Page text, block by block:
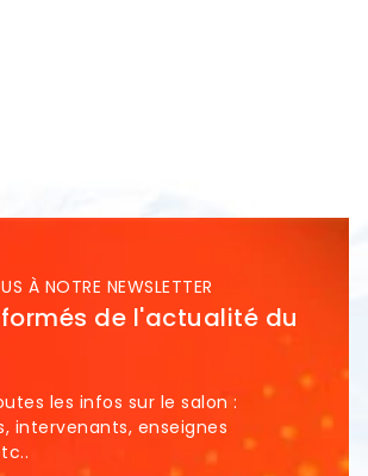
À NOTRE NEWSLETTER
de l'actualité du
les infos sur le salon :
intervenants, enseignes